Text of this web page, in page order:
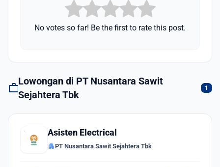
No votes so far! Be the first to rate this post.
workLowongan di PT Nusantara Sawit
Sejahtera Tbk
1
Asisten Electrical
apartmentPT Nusantara Sawit Sejahtera Tbk